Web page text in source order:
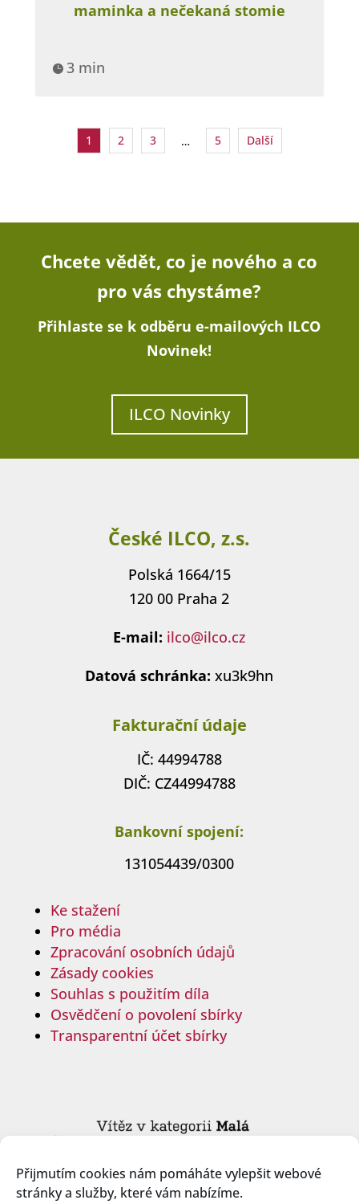
Přijmutím cookies nám pomáháte vylepšit webové
stránky a služby, které vám nabízíme.
maminka a nečekaná stomie
 3 min
1 2 3 … 5 Další
Chcete vědět, co je nového a co
pro vás chystáme?
Přihlaste se k odběru e-mailových ILCO
Novinek!
ILCO Novinky
České ILCO, z.s.
Polská 1664/15
120 00 Praha 2
E-mail: ilco@ilco.cz
Datová schránka: xu3k9hn
Fakturační údaje
IČ: 44994788
DIČ: CZ44994788
Bankovní spojení:
131054439/0300
Ke stažení
Pro média
Zpracování osobních údajů
Zásady cookies
Souhlas s použitím díla
Osvědčení o povolení sbírky
Transparentní účet sbírky